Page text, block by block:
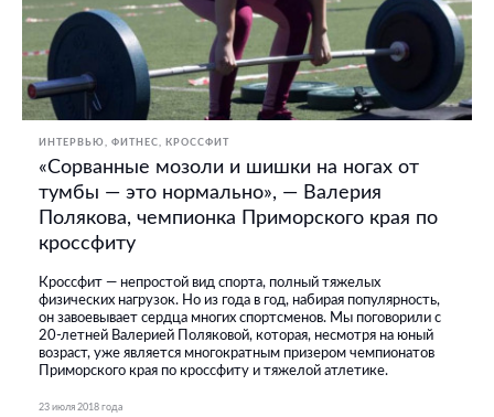
ИНТЕРВЬЮ ФИТНЕС, КРОССФИТ
«Сорванные мозоли и шишки на ногах от
тумбы — это нормально», — Валерия
Полякова, чемпионка Приморского края по
кроссфиту
Кроссфит — непростой вид спорта, полный тяжелых
физических нагрузок. Но из года в год, набирая популярность,
он завоевывает сердца многих спортсменов. Мы поговорили с
20-летней Валерией Поляковой, которая, несмотря на юный
возраст, уже является многократным призером чемпионатов
Приморского края по кроссфиту и тяжелой атлетике.
23 июля 2018 года